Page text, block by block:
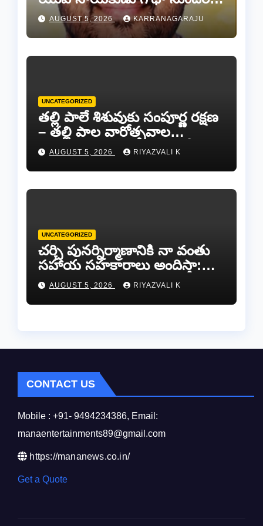
రెడ్డి.AUGUST 5, 2026 KARRANAGARAJU
UNCATEGORIZED
తల్లి పాలే శిశువుకు సంపూర్ణ రక్షణ
– తల్లి పాల వారోత్సవాల
సందర్భంగా అవగాహన ర్యాలీ…
AUGUST 5, 2026 RIYAZVALI K
UNCATEGORIZED
చర్చి పునర్నిర్మాణానికి నా వంతు
సహాయ సహకారాలు అందిస్తా:
చంద్రగిరి ఎమ్మెల్యే పులివర్తి నాని.
AUGUST 5, 2026 RIYAZVALI K
CONTACT US
Mobile : +91- 9494234386, Email:
manaentertainments89@gmail.com
https://mananews.co.in/
Get a Quote